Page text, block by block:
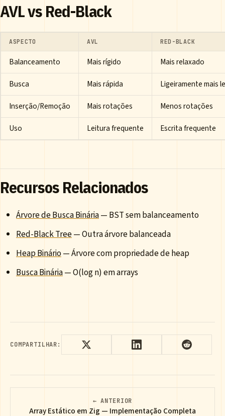
AVL vs Red-Black
ASPECTO AVL RED-BLACK
Balanceamento Mais rígido
Mais relaxado
Busca
Mais rápida
Ligeiramente mais
Inserção/Remoção
Mais rotações
Menos rotações
Uso
Leitura frequente Escrita frequente
Recursos Relacionados
Árvore de Busca Binária— BST sem balanceamento
Red-Black Tree— Outra árvore balanceada
Heap Binário— Árvore com propriedade de heap
Busca Binária— O(log n) em arrays
COMPARTILHAR:
← ANTERIOR
Array Estático em Zig — Implementação Completa